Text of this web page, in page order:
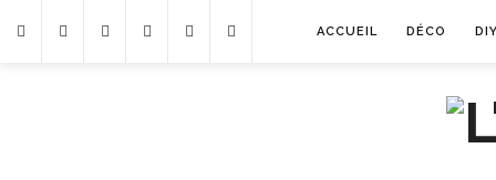
ACCUEIL DÉCO